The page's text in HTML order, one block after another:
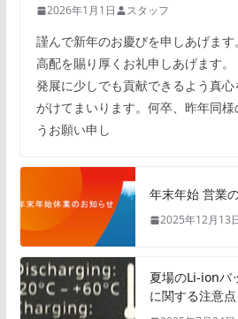
2026年1月1日 スタッフ
謹んで新年のお慶びを申しあげま
高配を賜り厚くお礼申しあげます
発展に少しでも貢献できるよう真
がけてまいります。何卒、昨年同
うお願い申し
年末年始 営業
2025年12月13
夏場のLi-ionバ
に関する注意点